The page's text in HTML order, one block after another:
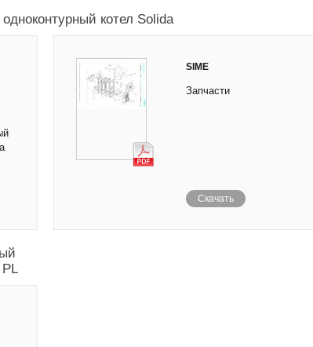
котел Solida
SIME
Запчасти
Скачать